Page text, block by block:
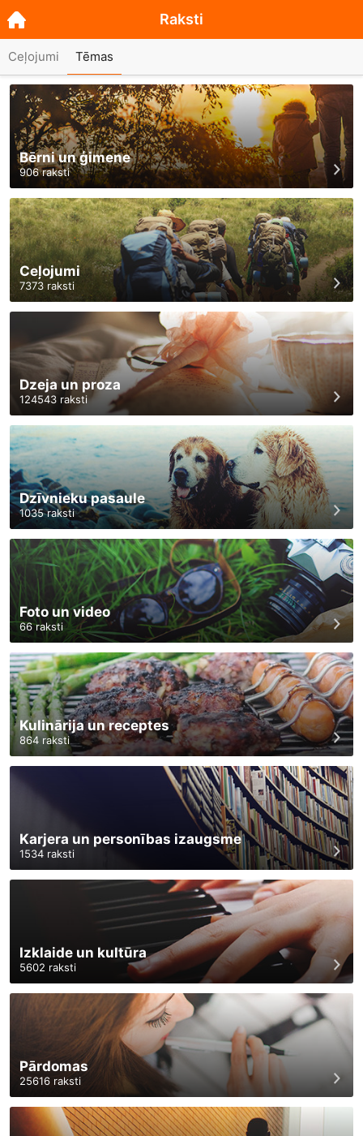
Bērni un ģimene
906raksti
Ceļojumi
7373 raksti
Dzeja un proza
124543 raksti
Dzīvnieku pasaule
1035raksti
Foto un video
66raksti
Kulinārija un receptes
864 raksti
Karjera un personības izaugsme
1534 raksti
Izklaide un kultūra
5602 raksti
Pārdomas
25616 raksti
Raksti
Ceļojumi Tēmas